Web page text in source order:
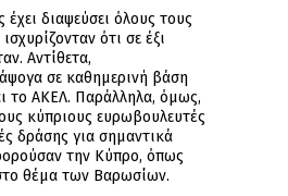
διαψεύσει όλους τους
ότι σε έξι
Αντίθετα,
σε καθημερινή βάση
το ΑΚΕΛ. Παράλληλα, όμως,
κύπριους ευρωβουλευτές
δράσης για σημαντικά
την Κύπρο, όπως
θέμα των Βαρωσίων.